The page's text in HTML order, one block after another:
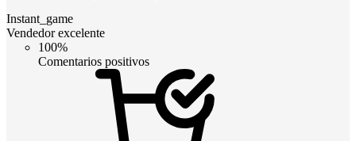
Instant_game
Vendedor excelente
100%
Comentarios positivos